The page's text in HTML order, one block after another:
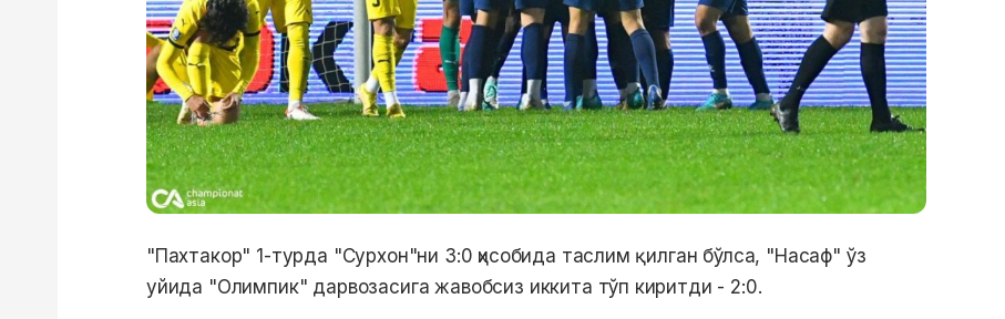
"Пахтакор" 1-турда "Сурхон"ни 3:0 ҳисобида таслим қилган бўлса, "Насаф" ўз
уйида "Олимпик" дарвозасига жавобсиз иккита тўп киритди - 2:0.